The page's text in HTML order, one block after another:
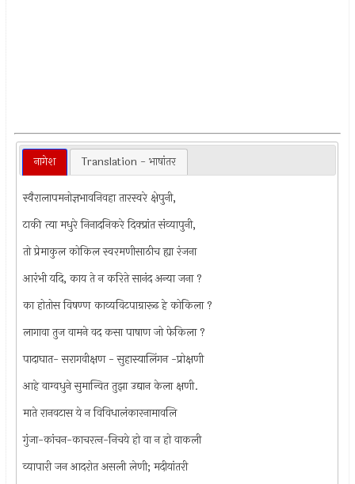
नागेश Translation - भाषांतर
स्वैरालापमनोज्ञभावनिवहा तारस्वरे क्षेपुनी,
टाकी त्या मधुरे निनादनिकरे दिक्प्रांत संव्यापुनी,
तो प्रेमाकुल कोकिल स्वरमणीसाठीच ह्या रंजना
आरंभी यदि, काय ते न करिते सानंद अन्या जना ?
का होतोस विषण्ण काव्यविटपाग्रारूढ हे कोकिला ?
लागावा तुज वामने वद कसा पाषाण जो फेकिला ?
पादाघात- सरागवीक्षण - सुहास्यालिंगन -प्रोक्षणी
आहे वाग्वधुने सुमान्वित तुझा उद्यान केला क्षणी.
माते रानवटास ये न विविधालंकारनामावलि
गुंजा-कांचन-काचर‍त्‍न-निचये हो वा न हो वाकली
व्यापारी जन आदरोत असली लेणी; मदीयांतरी